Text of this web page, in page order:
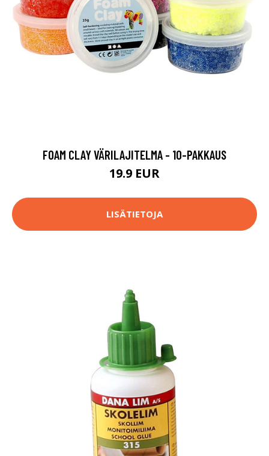
FOAM CLAY VÄRILAJITELMA - 10-PAKKAUS
19.9 EUR
LISÄTIETOJA